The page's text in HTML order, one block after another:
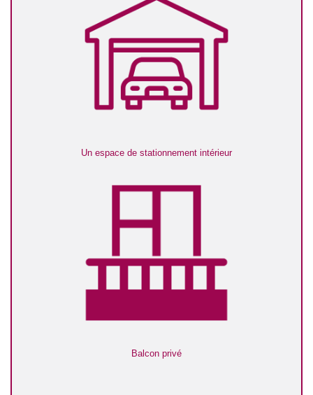
Un espace de stationnement intérieur
Balcon privé